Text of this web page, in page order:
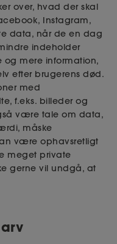
over, hvad der skal
Instagram,
data, når de en dag
indeholder
og mere information,
efter brugerens død.
med
f.eks. billeder og
være tale om data,
måske
være ophavsretligt
meget private
gerne vil undgå, at